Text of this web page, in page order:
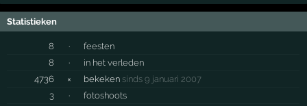
Statistieken
8 ·
feesten
8
·
in het verleden
4736
× bekeken sinds 9 januari 2007
3
·
fotoshoots